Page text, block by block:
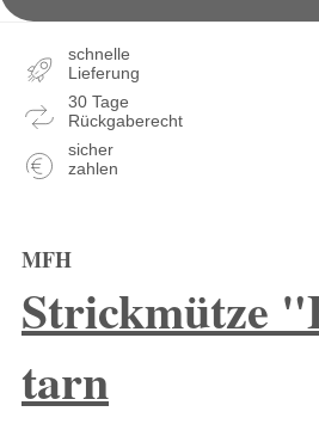
schnelle
Lieferung
30 Tage
Rückgaberecht
sicher
zahlen
MFH
Strickmütze
tarn